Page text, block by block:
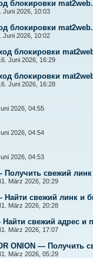
блокировки
Juni 2026, 10:03
блокировки
Juni 2026, 10:02
блокировки
Juni 2026, 16:29
блокировки
Juni 2026, 16:28
2026, 04:55
2026, 04:54
2026, 04:53
Получить свежий
März 2026, 20:29
Найти свежий линк и
März 2026, 20:28
свежий адрес и
März 2026, 17:07
ONION — Получить
März 2026, 05:29